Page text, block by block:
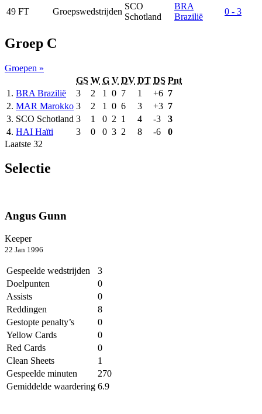
49 FT Groepswedstrijden
SCO
Schotland
BRA
Brazilië
0 - 3
Groep C
Groepen »
GS W G V DV DT DS Pnt
1. BRA Brazilië 3 2 1 0 7 1 +6 7
2. MAR Marokko 3 2 1 0 6 3 +3 7
3. SCO Schotland 3 1 0 2 1 4 -3
3
4. HAI Haïti 3 0 0 3 2 8 -6
0
Laatste 32
Selectie
Angus Gunn
Keeper
22 Jan 1996
Gespeelde wedstrijden
3
Doelpunten
0
Assists
0
Reddingen
8
Gestopte penalty’s
0
Yellow Cards
0
Red Cards
0
Clean Sheets
1
Gespeelde minuten
270
Gemiddelde waardering 6.9